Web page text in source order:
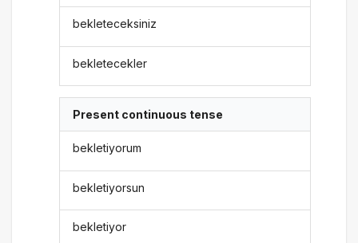
bekleteceksiniz
bekletecekler
Present continuous tense
bekletiyorum
bekletiyorsun
bekletiyor